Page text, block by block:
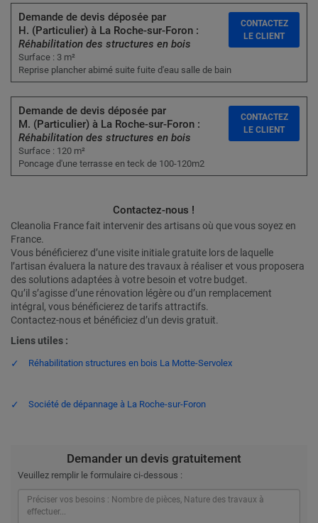
Demande de devis déposée par
H. (Particulier) à La Roche-sur-Foron :
Réhabilitation des structures en bois
Surface : 3 m²
Reprise plancher abimé suite fuite d'eau salle de bain
CONTACTEZ
LE CLIENT
Demande de devis déposée par
M. (Particulier) à La Roche-sur-Foron :
Réhabilitation des structures en bois
Surface : 120 m²
Poncage d'une terrasse en teck de 100-120m2
CONTACTEZ
LE CLIENT
Contactez-nous !
Cleanolia France fait intervenir des artisans où que vous soyez en
France.
Vous bénéficierez d’une visite initiale gratuite lors de laquelle
l’artisan évaluera la nature des travaux à réaliser et vous proposera
des solutions adaptées à votre besoin et votre budget.
Qu’il s’agisse d’une rénovation légère ou d’un remplacement
intégral, vous bénéficierez de tarifs attractifs.
Contactez-nous et bénéficiez d’un devis gratuit.
Liens utiles :
Réhabilitation structures en bois La Motte-Servolex
Société de dépannage à La Roche-sur-Foron
Demander un devis gratuitement
Veuillez remplir le formulaire ci-dessous :